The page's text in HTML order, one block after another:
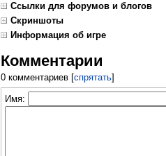
Ссылки для форумов и блогов
Скриншоты
Информация об игре
Комментарии
0 комментариев[спрятать]
Имя: